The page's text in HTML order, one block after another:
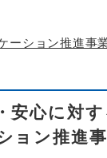
ーション推進事
安心に対
ョン推進